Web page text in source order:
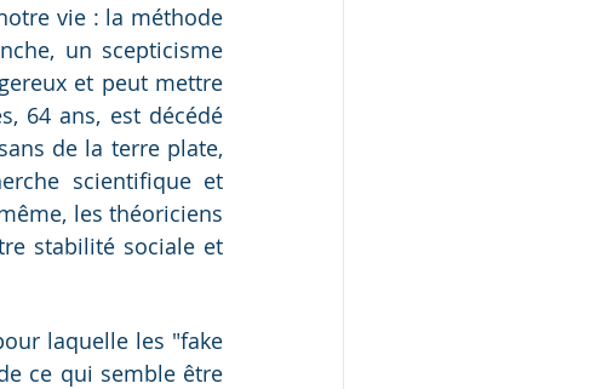
vie : la méthode
un scepticisme
et peut mettre
64 ans, est décédé
de la terre plate,
scientifique et
les théoriciens
stabilité sociale et
laquelle les "fake
ce qui semble être